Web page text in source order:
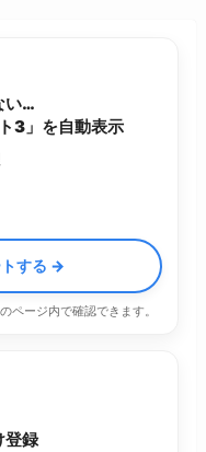
い…
3」を自動表示
する →
ページ内で確認できます。
登録